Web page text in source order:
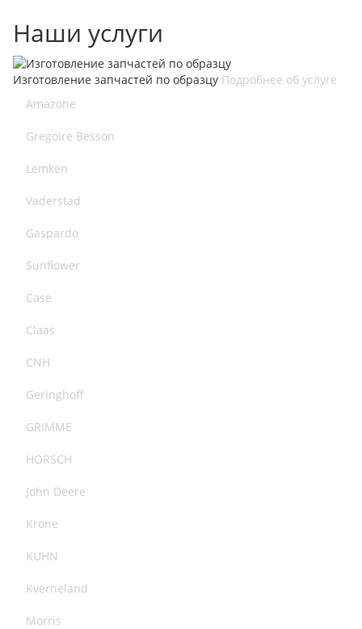
Наши услуги
Изготовление запчастей по образцу Подробнее об услуге
Amazone
Gregoire Besson
Lemken
Vaderstad
Gaspardo
Sunflower
Case
Claas
CNH
Geringhoff
GRIMME
HORSCH
John Deere
Krone
KUHN
Kverneland
Morris